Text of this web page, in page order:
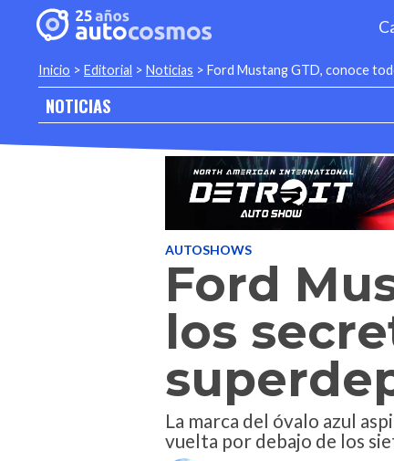
Inicio > Editorial > Noticias > Ford Mustang GTD, conoce
NOTICIAS
AUTOSHOWS
Ford
los
La marca del óvalo azul
vuelta por debajo de los